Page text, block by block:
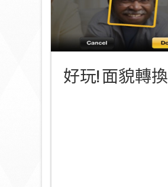
好玩! 面貌轉換